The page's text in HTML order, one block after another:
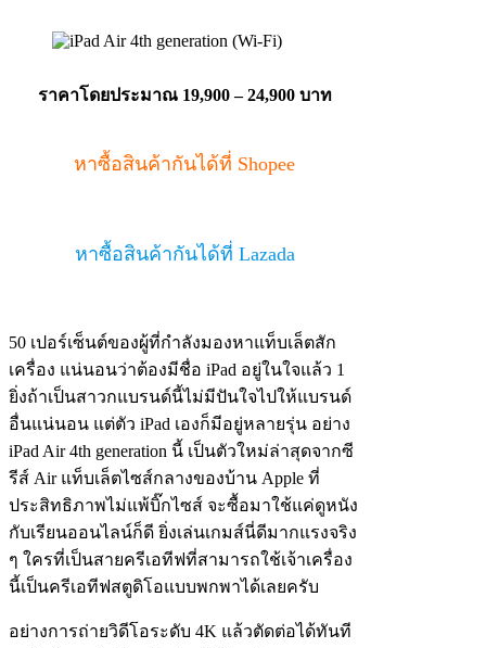
ราคาโดยประมาณ 19,900 – 24,900 บาท
หาซื้อสินค้ากันได้ที่ Shopee
หาซื้อสินค้ากันได้ที่ Lazada
50 เปอร์เซ็นต์ของผู้ที่กำลังมองหาแท็บเล็ตสัก
เครื่อง แน่นอนว่าต้องมีชื่อ iPad อยู่ในใจแล้ว 1
ยิ่งถ้าเป็นสาวกแบรนด์นี้ไม่มีปันใจไปให้แบรนด์
อื่นแน่นอน แต่ตัว iPad เองก็มีอยู่หลายรุ่น อย่าง
iPad Air 4th generation นี้ เป็นตัวใหม่ล่าสุดจากซี
รีส์ Air แท็บเล็ตไซส์กลางของบ้าน Apple ที่
ประสิทธิภาพไม่แพ้บิ๊กไซส์ จะซื้อมาใช้แค่ดูหนัง
กับเรียนออนไลน์ก็ดี ยิ่งเล่นเกมส์นี่ดีมากแรงจริง
ๆ ใครที่เป็นสายครีเอทีฟที่สามารถใช้เจ้าเครื่อง
นี้เป็นครีเอทีฟสตูดิโอแบบพกพาได้เลยครับ
อย่างการถ่ายวิดีโอระดับ 4K แล้วตัดต่อได้ทันที